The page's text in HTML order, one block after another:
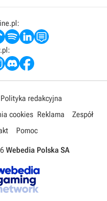
Polityka redakcyjna
cookies Reklama
Zespół
Pomoc
Webedia Polska SA